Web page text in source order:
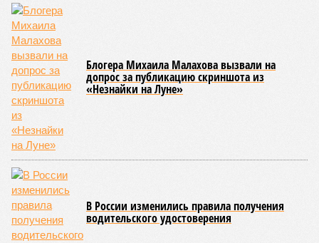
осталось менее полугода.
Если в «Сказочном лесу» техзаказчик публично
отчитывался о поэтапной готовности – 90%, затем 97%, с
конкретными инженерными работами (усиление
монолитных конструкций, устранение проектных ошибок) –
то по «Станции Л» подобной публичной отчётности
дольщики не видят. Ни Capital Group, ни кураторы
строительства не подтверждают ни соблюдения графика
строительства, ни объёма фактически выполненных работ.
Напрашивается закономерный вопрос: если
декларируемая «Capital Group модель (достраивать
проблемные объекты SSD») сработала на
Лосиноостровской, почему она не масштабируется на
Люблино? И означает ли отсутствие техники на площадке,